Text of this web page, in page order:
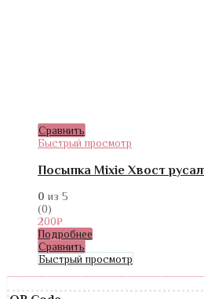
Сравнить
Быстрый просмотр
Посыпка Mixie Хвост
0 из 5
(0)
200₽
Подробнее
Сравнить
Быстрый просмотр